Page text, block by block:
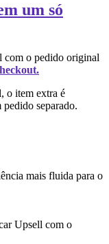
um só
com o pedido original
o item extra é
separado.
mais fluida para o
Upsell com o